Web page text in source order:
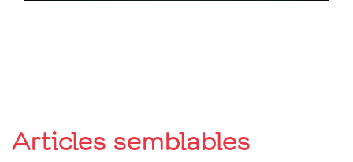
Articles semblables